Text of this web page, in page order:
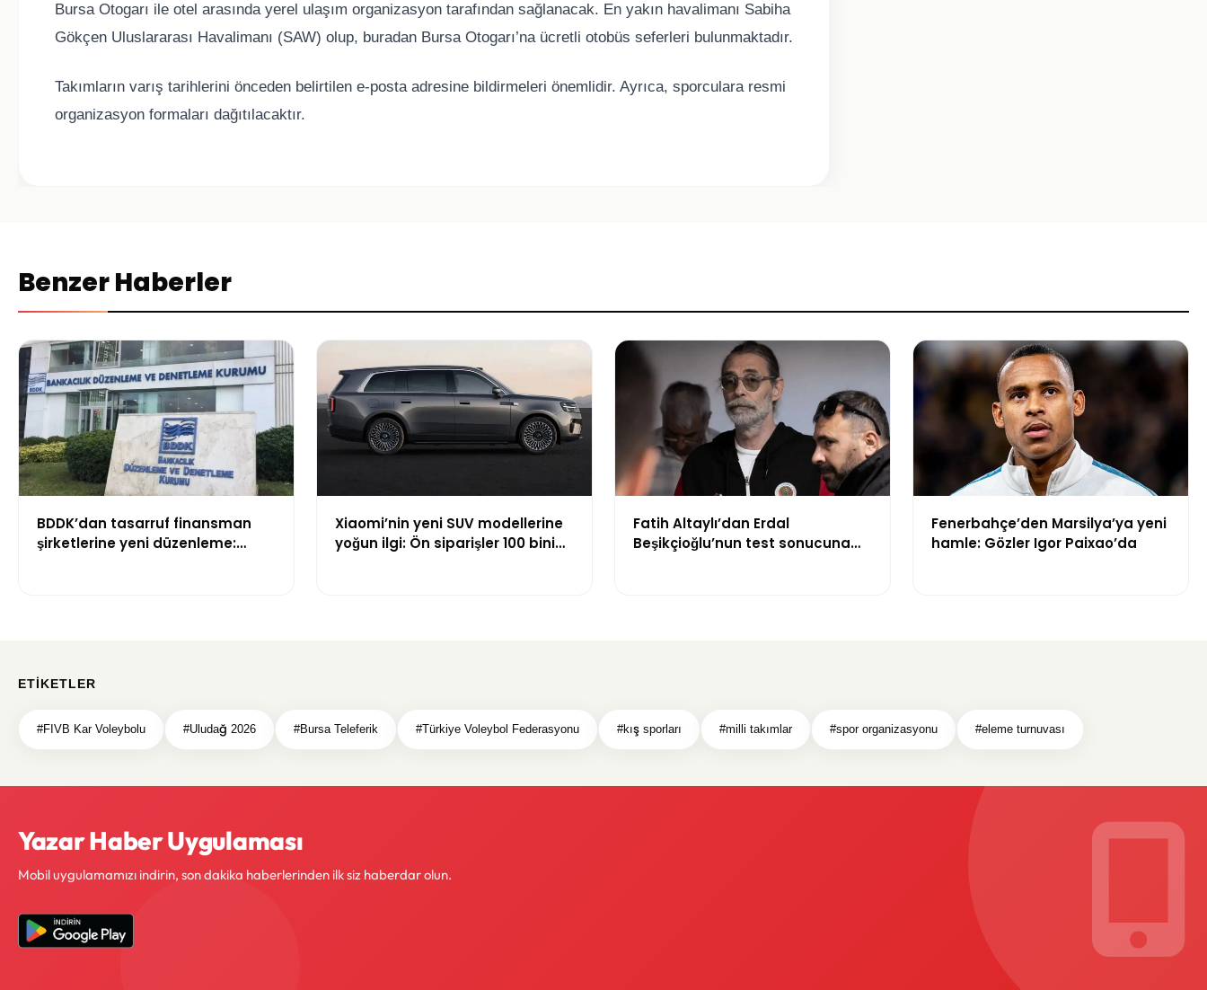
Bursa Otogarı ile otel arasında yerel ulaşım organizasyon tarafından sağlanacak. En yakın havalimanı Sabiha
Gökçen Uluslararası Havalimanı (SAW) olup, buradan Bursa Otogarı’na ücretli otobüs seferleri bulunmaktadır.
Takımların varış tarihlerini önceden belirtilen e-posta adresine bildirmeleri önemlidir. Ayrıca, sporculara resmi
organizasyon formaları dağıtılacaktır.
Benzer Haberler
BDDK’dan tasarruf finansman
şirketlerine yeni düzenleme:
Xiaomi’nin yeni SUV modellerine
yoğun ilgi: Ön siparişler 100 bini
Fatih Altaylı’dan Erdal
Beşikçioğlu’nun test sonucuna
Fenerbahçe’den Marsilya’ya yeni
hamle: Gözler Igor Paixao’da
ETIKETLER
#FIVB Kar Voleybolu #Uludağ 2026 #Bursa Teleferik #Türkiye Voleybol Federasyonu #kış sporları #milli takımlar #spor organizasyonu #eleme turnuvası
Yazar Haber Uygulaması
Mobil uygulamamızı indirin, son dakika haberlerinden ilk siz haberdar olun.